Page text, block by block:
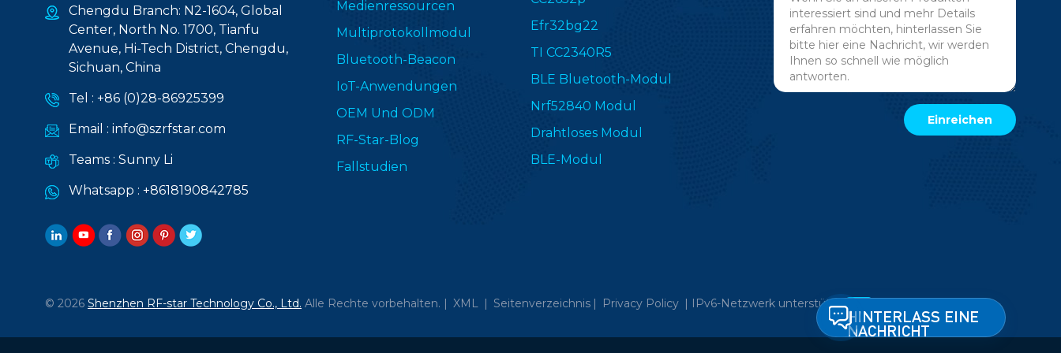
Chengdu Branch: N2-1604, Global
Center, North No. 1700, Tianfu
Avenue, Hi-Tech District, Chengdu,
Sichuan, China
Tel : +86 (0)28-86925399
Email : info@szrfstar.com
Teams : Sunny Li
Whatsapp : +8618190842785
Medienressourcen
Multiprotokollmodul
Bluetooth-Beacon
IoT-Anwendungen
OEM Und ODM
RF-Star-Blog
Fallstudien
Efr32bg22
TI CC2340R5
BLE Bluetooth-Modul
Nrf52840 Modul
Drahtloses Modul
BLE-Modul
© 2026 Shenzhen RF-star Technology Co., Ltd. Alle Rechte vorbehalten. | XML | Seitenverzeichnis | Privacy Policy | IPv6-Netzwerk unterstützt
HINTERLASS EINE
NACHRICHT